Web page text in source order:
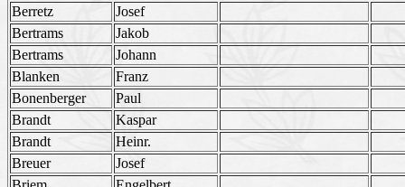
Berretz
Josef
Bertrams
Jakob
Bertrams
Johann
Blanken
Franz
Bonenberger
Paul
Brandt
Kaspar
Brandt
Heinr.
Breuer
Josef